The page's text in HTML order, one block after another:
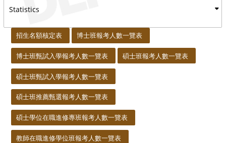
Statistics
招生名額核定表 博士班報考人數一覽表
博士班甄試入學報考人數一覽表 碩士班報考人數一覽表
碩士班甄試入學報考人數一覽表
碩士班推薦甄選報考人數一覽表
碩士學位在職進修專班報考人數一覽表
教師在職進修學位班報考人數一覽表